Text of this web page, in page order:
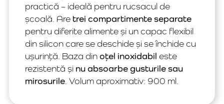
practică – ideală pentru rucsacul de
școală. Aretrei compartimente separate
pentru diferite alimente și un capac flexibil
din silicon care se deschide și se închide cu
ușurință. Baza dinoțel inoxidabil este
rezistentă și nu absoarbe gusturile sau
mirosurile. Volum aproximativ: 900 ml.